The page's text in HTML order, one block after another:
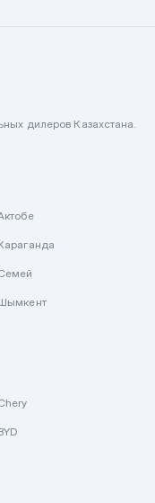
дилеров Казахстана.